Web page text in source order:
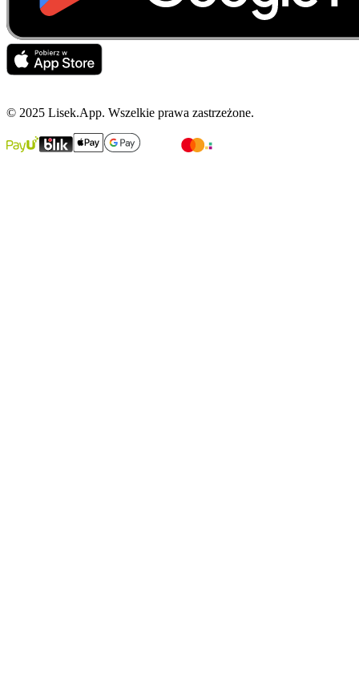
© 2025 Lisek.App. Wszelkie prawa zastrzeżone.